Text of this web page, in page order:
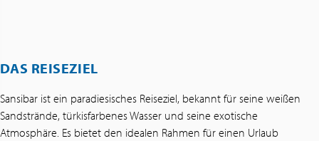
DAS REISEZIEL
Sansibar ist ein paradiesisches Reiseziel, bekannt für seine weißen
Sandstrände, türkisfarbenes Wasser und seine exotische
Atmosphäre. Es bietet den idealen Rahmen für einen Urlaub